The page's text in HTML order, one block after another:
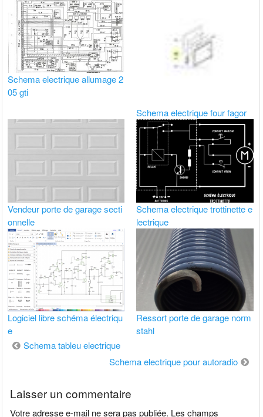
Schema electrique allumage 2
05 gti
Schema electrique four fagor
Vendeur porte de garage secti
onnelle
Schema electrique trottinette e
lectrique
Logiciel libre schéma électriqu
e
Ressort porte de garage norm
stahl
Navigation
Schema tableu electrique
Schema electrique pour autoradio
Laisser un commentaire
Votre adresse e-mail ne sera pas publiée. Les champs